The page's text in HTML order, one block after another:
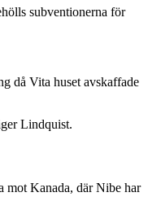
subventionerna för
då Vita huset avskaffade
Lindquist.
mot Kanada, där Nibe har